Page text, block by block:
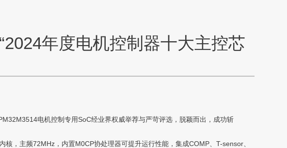
年度电机控制器十大主控芯
电机控制专用SoC经业界权威举荐与严苛评选，脱颖而出，成功斩
主频72MHz，内置M0CP协处理器可提升运行性能，集成COMP、T-sensor、